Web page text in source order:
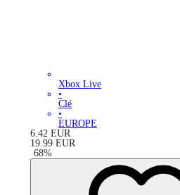
Xbox Live
•
Clé
•
EUROPE
6.42 EUR
19.99 EUR
-68%